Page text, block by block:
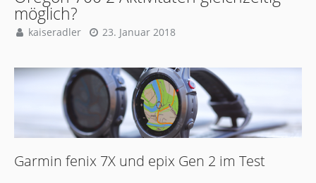
möglich?
kaiseradler 23. Januar 2018
Garmin fenix 7X und epix Gen 2 im Test